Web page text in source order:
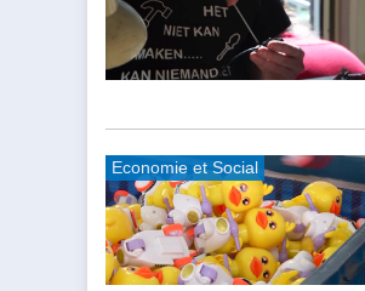
Economie et Social